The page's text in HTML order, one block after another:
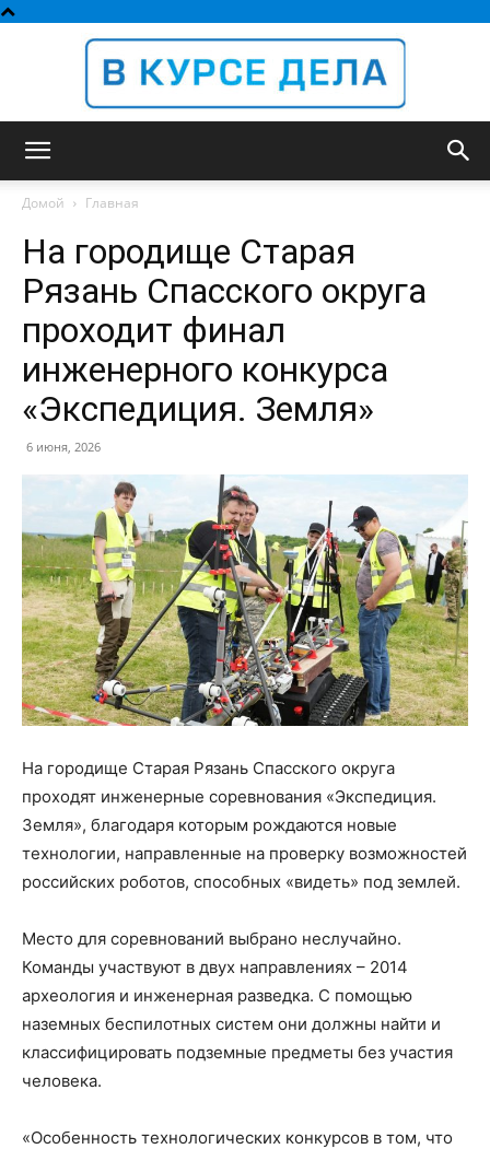
курсе
Домой Главная
На городище Старая
Рязань Спасского округа
проходит финал
инженерного конкурса
«Экспедиция. Земля»
6 июня, 2026
На городище Старая Рязань Спасского округа
проходят инженерные соревнования «Экспедиция.
Земля», благодаря которым рождаются новые
технологии, направленные на проверку возможностей
российских роботов, способных «видеть» под землей.
Место для соревнований выбрано неслучайно.
Команды участвуют в двух направлениях – 2014
археология и инженерная разведка. С помощью
наземных беспилотных систем они должны найти и
классифицировать подземные предметы без участия
человека.
«Особенность технологических конкурсов в том, что